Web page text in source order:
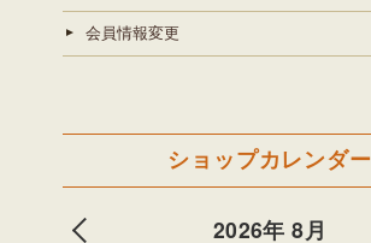
会員情報変更
ショップカレンダー
2026年 8月